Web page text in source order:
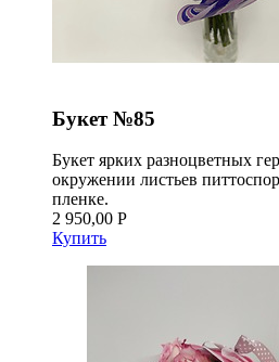
Букет №85
Букет ярких разноцветных
окружении листьев
пленке.
2 950,00 Р
Купить